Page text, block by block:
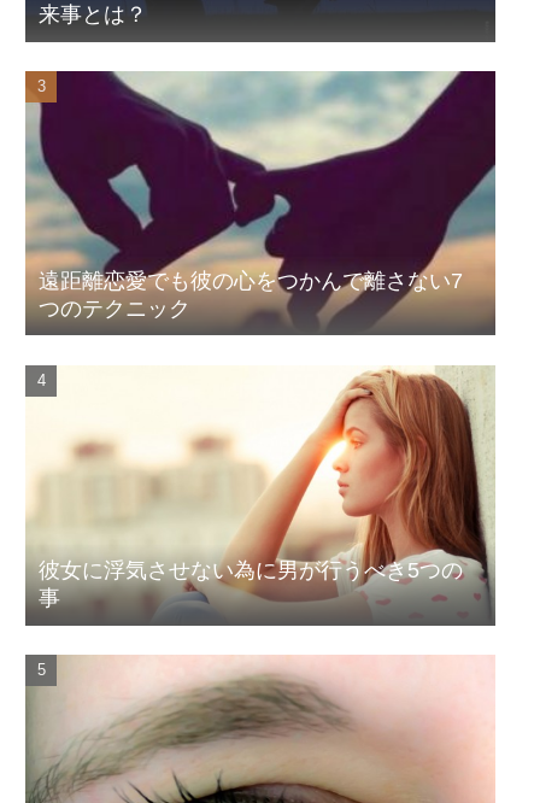
来事とは？
遠距離恋愛でも彼の心をつかんで離さない7
つのテクニック
彼女に浮気させない為に男が行うべき5つの
事